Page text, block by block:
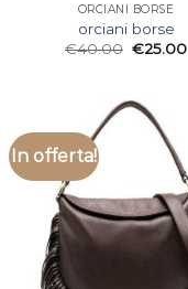
ORCIANI BORSE
orciani borse
€40.00 €25.00
In offerta!